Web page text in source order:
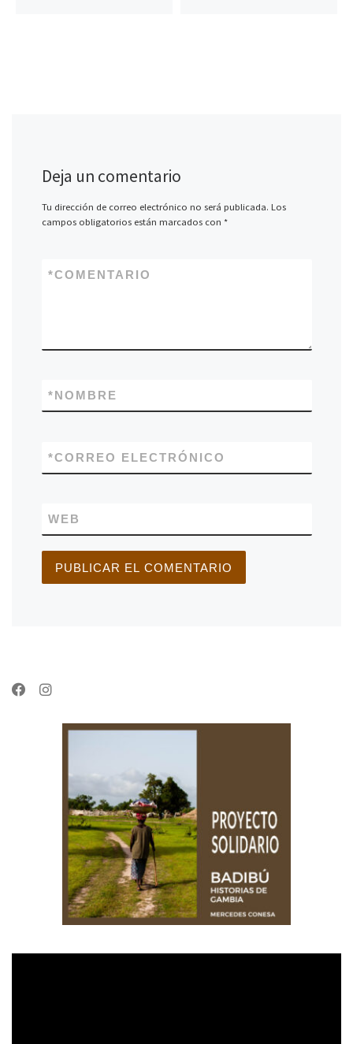
Deja un comentario
Tu dirección de correo electrónico no será publicada. Los
campos obligatorios están marcados con *
COMENTARIO
*
NOMBRE
*
CORREO ELECTRÓNICO
*
WEB